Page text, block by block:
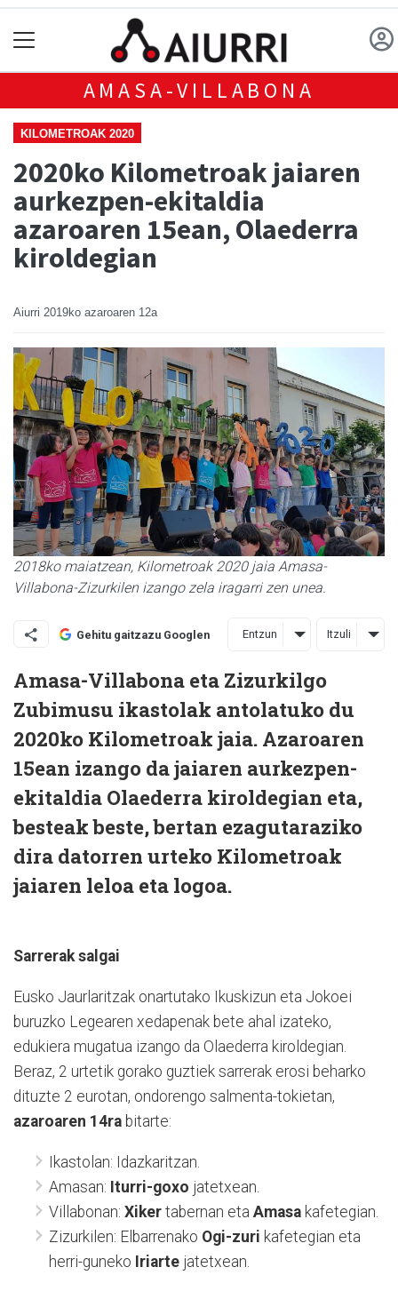
AMASA-VILLABONA
KILOMETROAK 2020
2020ko Kilometroak jaiaren
aurkezpen-ekitaldia
azaroaren 15ean, Olaederra
kiroldegian
Aiurri 2019ko azaroaren 12a
2018ko maiatzean, Kilometroak 2020 jaia Amasa-
Villabona-Zizurkilen izango zela iragarri zen unea.
Gehitu gaitzazu Googlen Entzun Itzuli
Amasa-Villabona eta Zizurkilgo
Zubimusu ikastolak antolatuko du
2020ko Kilometroak jaia. Azaroaren
15ean izango da jaiaren aurkezpen-
ekitaldia Olaederra kiroldegian eta,
besteak beste, bertan ezagutaraziko
dira datorren urteko Kilometroak
jaiaren leloa eta logoa.
Sarrerak salgai
Eusko Jaurlaritzak onartutako Ikuskizun eta Jokoei
buruzko Legearen xedapenak bete ahal izateko,
edukiera mugatua izango da Olaederra kiroldegian.
Beraz, 2 urtetik gorako guztiek sarrerak erosi beharko
dituzte ​2 euro​tan, ondorengo salmenta-tokietan, ​
azaroaren 14ra ​bitarte:
Ikastolan: Idazkaritzan.
Amasan:​ Iturri-goxo ​ jatetxean.
Villabonan: ​ Xiker​ tabernan eta ​ Amasa ​ kafetegian.
Zizurkilen: Elbarrenako ​ Ogi-zuri​ kafetegian eta
herri-guneko ​ Iriarte​ jatetxean.